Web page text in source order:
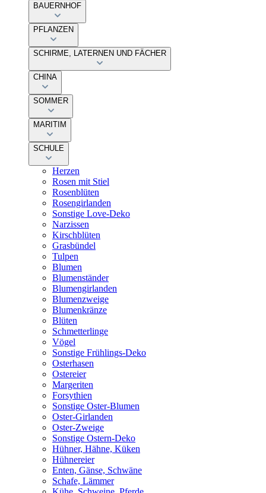
BAUERNHOF
PFLANZEN
SCHIRME, LATERNEN UND FÄCHER
CHINA
SOMMER
MARITIM
SCHULE
Herzen
Rosen mit Stiel
Rosenblüten
Rosengirlanden
Sonstige Love-Deko
Narzissen
Kirschblüten
Grasbündel
Tulpen
Blumen
Blumenständer
Blumengirlanden
Blumenzweige
Blumenkränze
Blüten
Schmetterlinge
Vögel
Sonstige Frühlings-Deko
Osterhasen
Ostereier
Margeriten
Forsythien
Sonstige Oster-Blumen
Oster-Girlanden
Oster-Zweige
Sonstige Ostern-Deko
Hühner, Hähne, Küken
Hühnereier
Enten, Gänse, Schwäne
Schafe, Lämmer